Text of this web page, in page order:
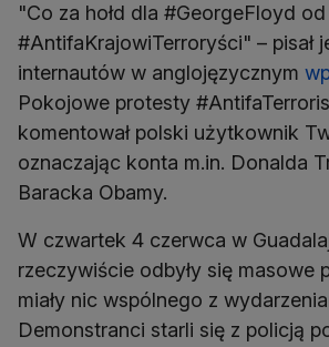
"Co za hołd dla #GeorgeFloyd od
#AntifaKrajowiTerroryści" – pisał
internautów w anglojęzycznym
Pokojowe protesty
komentował polski użytkownik
oznaczając konta m.in. Donalda
Baracka Obamy.
W czwartek 4 czerwca w
rzeczywiście odbyły się masowe
miały nic wspólnego z
Demonstranci starli się z policją